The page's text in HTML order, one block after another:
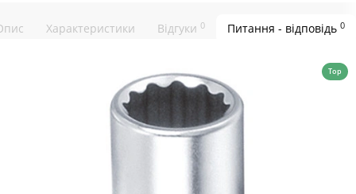
Характеристики Відгуки 0 Питання - відповідь 0
Top